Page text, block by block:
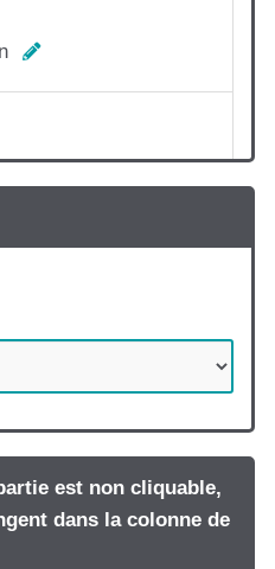
bénéficier de
à l'accompagnement
est non cliquable,
dans la colonne de